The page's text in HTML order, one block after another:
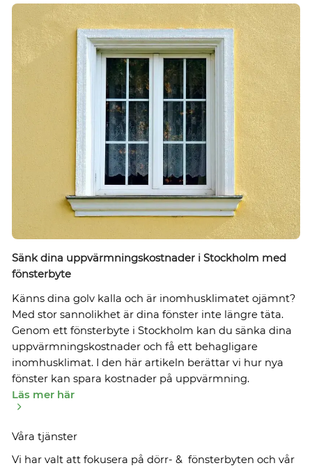
Sänk dina uppvärmningskostnader i Stockholm med
fönsterbyte
Känns dina golv kalla och är inomhusklimatet ojämnt?
Med stor sannolikhet är dina fönster inte längre täta.
Genom ett fönsterbyte i Stockholm kan du sänka dina
uppvärmningskostnader och få ett behagligare
inomhusklimat. I den här artikeln berättar vi hur nya
fönster kan spara kostnader på uppvärmning.
Läs mer här
Våra tjänster
Vi har valt att fokusera på dörr- & fönsterbyten och vår